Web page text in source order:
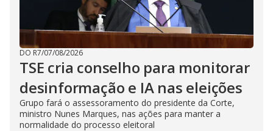
DO R7/07/08/2026
TSE cria conselho para monitorar
desinformação e IA nas eleições
Grupo fará o assessoramento do presidente da Corte,
ministro Nunes Marques, nas ações para manter a
normalidade do processo eleitoral